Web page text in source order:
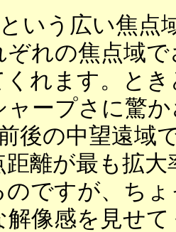
いう広い焦点
ぞれの焦点域
れます。と
ャープさに驚
後の中望遠域
距離が最も拡
のですが、ち
解像感を見せ